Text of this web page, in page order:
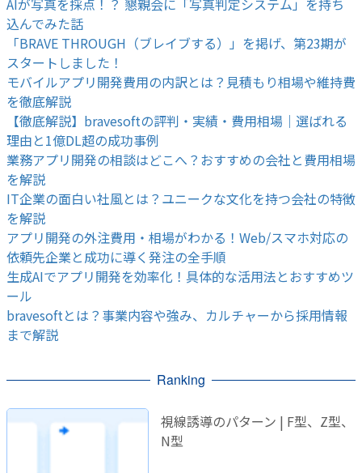
AIが写真を採点！？ 懇親会に「写真判定システム」を持ち
込んでみた話
「BRAVE THROUGH（ブレイブする）」を掲げ、第23期が
スタートしました！
モバイルアプリ開発費用の内訳とは？見積もり相場や維持費
を徹底解説
【徹底解説】bravesoftの評判・実績・費用相場｜選ばれる
理由と1億DL超の成功事例
業務アプリ開発の相談はどこへ？おすすめの会社と費用相場
を解説
IT企業の面白い社風とは？ユニークな文化を持つ会社の特徴
を解説
アプリ開発の外注費用・相場がわかる！Web/スマホ対応の
依頼先企業と成功に導く発注の全手順
生成AIでアプリ開発を効率化！具体的な活用法とおすすめツ
ール
bravesoftとは？事業内容や強み、カルチャーから採用情報
まで解説
Ranking
視線誘導のパターン | F型、Z型、
N型